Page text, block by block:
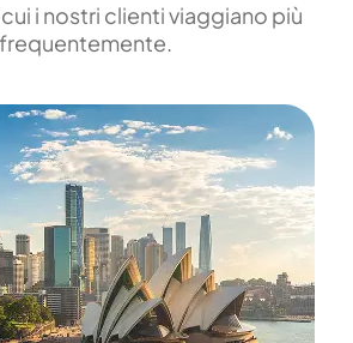
i nostri clienti viaggiano più
frequentemente.